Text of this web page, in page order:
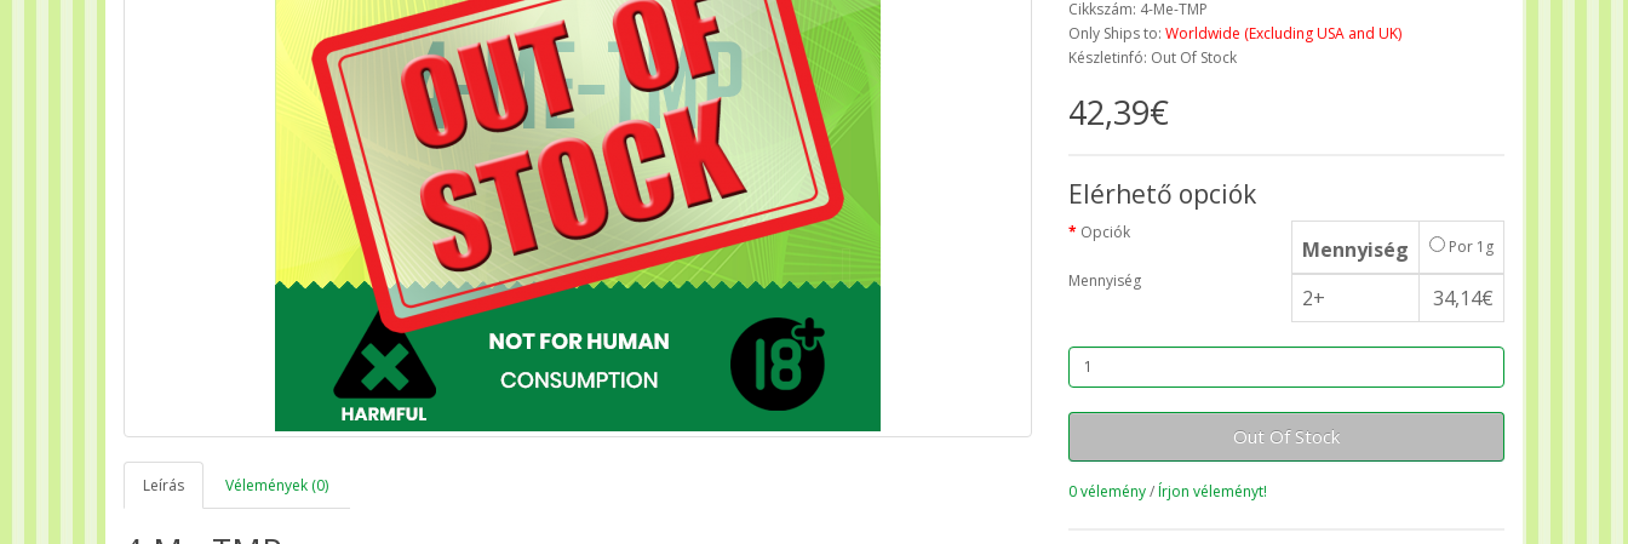
Leírás Vélemények (0)
Cikkszám: 4-Me-TMP
Only Ships to: Worldwide (Excluding USA and UK)
Készletinfó: Out Of Stock
42,39€
Elérhető opciók
Opciók
Mennyiség Por 1g
2+ 34,14€
Mennyiség
Out Of Stock
0 vélemény/Írjon véleményt!